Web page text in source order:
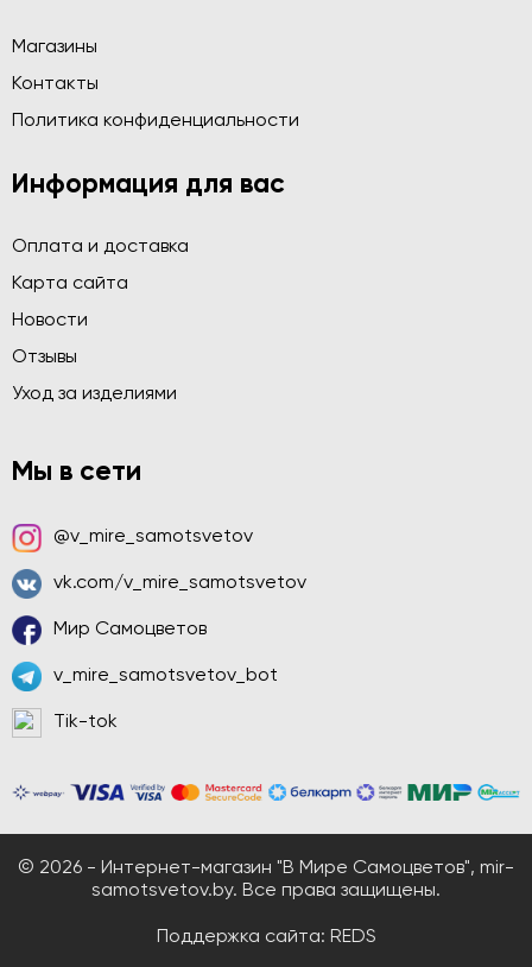
Магазины
Контакты
Политика конфиденциальности
Информация для вас
Оплата и доставка
Карта сайта
Новости
Отзывы
Уход за изделиями
Мы в сети
@v_mire_samotsvetov
vk.com/v_mire_samotsvetov
Мир Самоцветов
v_mire_samotsvetov_bot
Tik-tok
© 2026 - Интернет-магазин "В Мире Самоцветов", mir-
samotsvetov.by. Все права защищены.
Поддержка сайта: REDS